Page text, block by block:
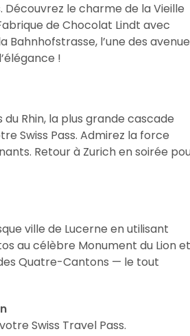
Découvrez le charme de la Vieille
de Chocolat Lindt avec
l’une des
!
Rhin, la plus grande cascade
Swiss Pass. Admirez la force
Retour à Zurich en soirée
ville de Lucerne en utilisant
au célèbre Monument du Lion et
Quatre-Cantons — le tout
Swiss Travel Pass.